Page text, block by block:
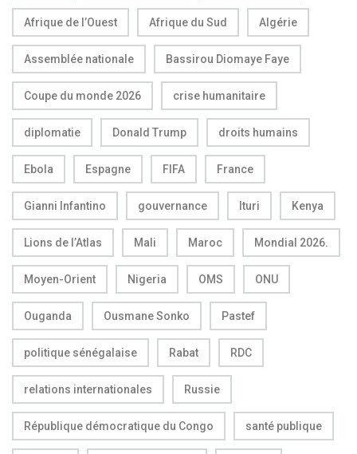
Afrique de l’Ouest Afrique du Sud Algérie
Assemblée nationale Bassirou Diomaye Faye
Coupe du monde 2026 crise humanitaire
diplomatie Donald Trump droits humains
Ebola Espagne FIFA France
Gianni Infantino gouvernance Ituri Kenya
Lions de l’Atlas Mali Maroc Mondial 2026.
Moyen-Orient Nigeria OMS ONU
Ouganda Ousmane Sonko Pastef
politique sénégalaise Rabat RDC
relations internationales Russie
République démocratique du Congo santé publique